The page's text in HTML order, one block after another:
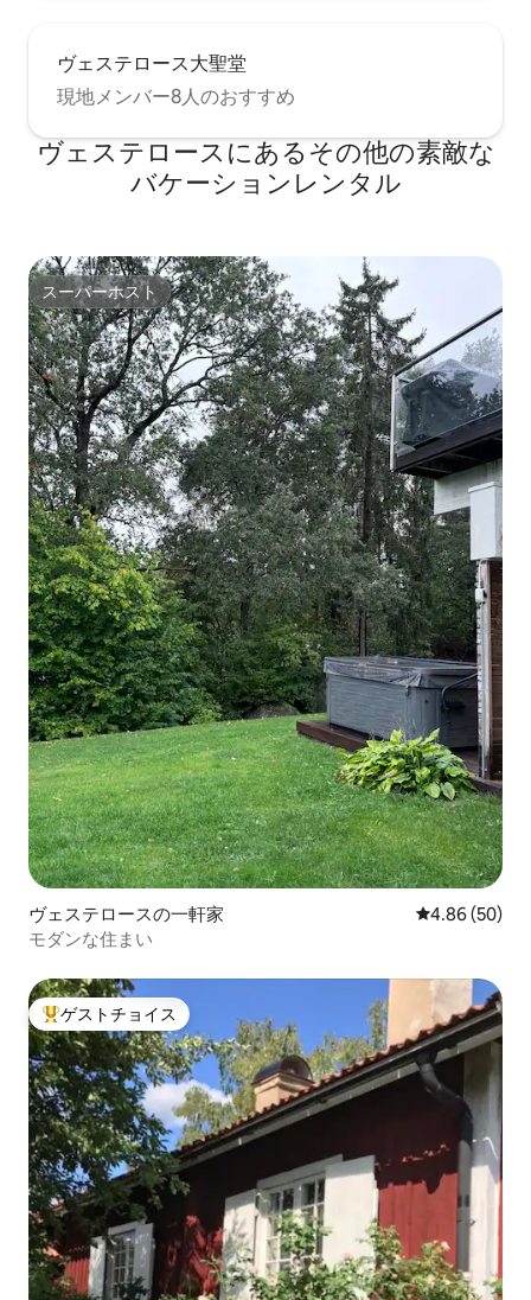
ヴェステロース大聖堂
現地メンバー8人のおすすめ
ヴェステロースにあるその他の素敵な
バケーションレンタル
スーパーホスト
スーパーホスト
ヴェステロースの一軒家 レビュー50
4.86 (50)
モダンな住まい
大好評のゲストチョイスです。
ゲストチョイス